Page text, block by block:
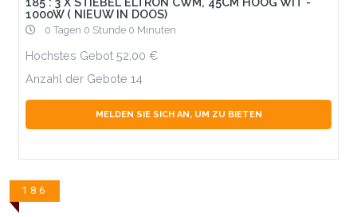
1000W ( NIEUW IN DOOS)
0 Tagen 0 Stunde 0 Minuten
Hochstes Gebot 52,00
Anzahl der Gebote 14
MELDEN SIE SICH AN, UM ZU BIETEN
186